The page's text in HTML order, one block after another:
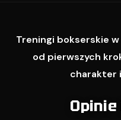
Treningi bokserskie
od pierwszych
charakter